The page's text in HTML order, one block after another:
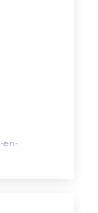
en-